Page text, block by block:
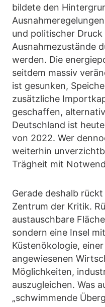
bildete den
und politischer
Ausnahmezustände
werden. Die
seitdem massiv
ist gesunken,
zusätzliche
geschaffen,
Deutschland ist
von 2022. Wer
weiterhin
Trägheit mit
Gerade deshalb
Zentrum der Kritik.
austauschbare
sondern eine Insel
Küstenökologie,
angewiesenen
Möglichkeiten,
auszugleichen. Was
„schwimmende